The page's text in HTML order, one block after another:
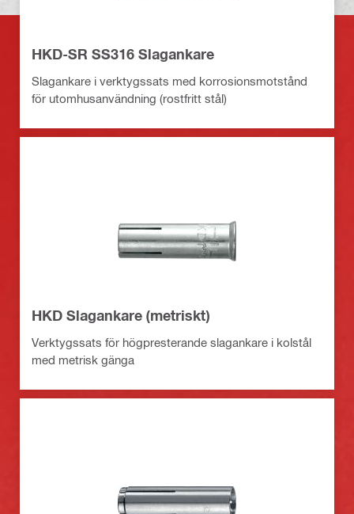
HKD-SR SS316 Slagankare
Slagankare i verktygssats med korrosionsmotstånd
för utomhusanvändning (rostfritt stål)
HKD Slagankare (metriskt)
Verktygssats för högpresterande slagankare i kolstål
med metrisk gänga